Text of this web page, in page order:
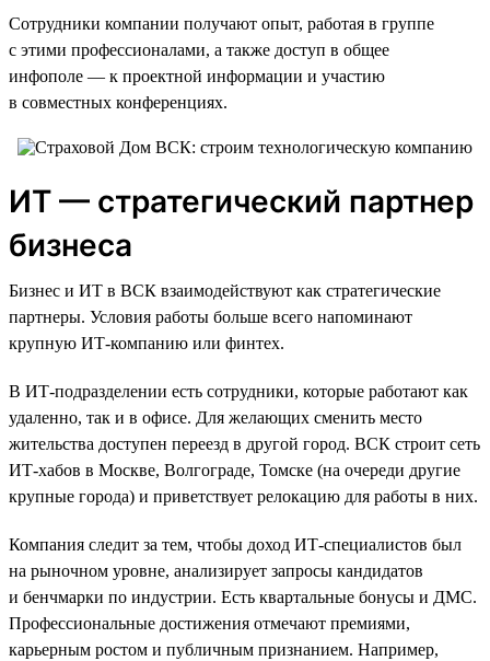
Сотрудники компании получают опыт, работая в группе
с этими профессионалами, а также доступ в общее
инфополе — к проектной информации и участию
в совместных конференциях.
ИТ — стратегический партнер
бизнеса
Бизнес и ИТ в ВСК взаимодействуют как стратегические
партнеры. Условия работы больше всего напоминают
крупную ИТ-компанию или финтех.
В ИТ-подразделении есть сотрудники, которые работают как
удаленно, так и в офисе. Для желающих сменить место
жительства доступен переезд в другой город. ВСК строит сеть
ИТ-хабов в Москве, Волгограде, Томске (на очереди другие
крупные города) и приветствует релокацию для работы в них.
Компания следит за тем, чтобы доход ИТ-специалистов был
на рыночном уровне, анализирует запросы кандидатов
и бенчмарки по индустрии. Есть квартальные бонусы и ДМС.
Профессиональные достижения отмечают премиями,
карьерным ростом и публичным признанием. Например,